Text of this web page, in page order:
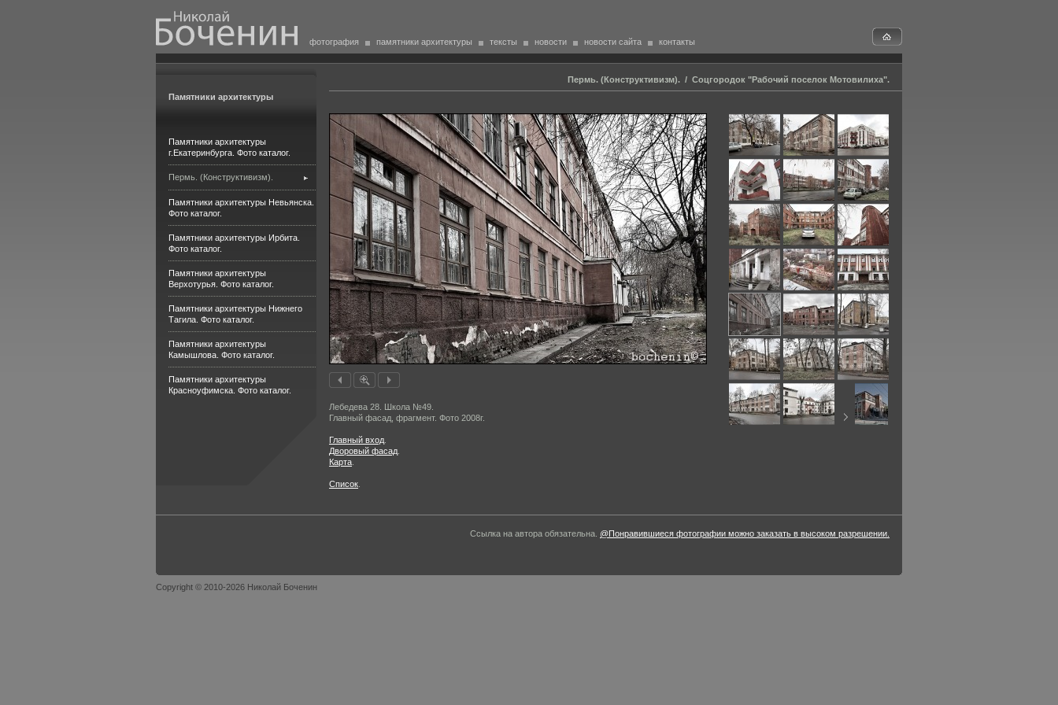
фотография памятники архитектуры тексты новости новости сайта контакты
Памятники архитектуры
Памятники архитектуры
г.Екатеринбурга. Фото каталог.
Пермь. (Конструктивизм).
Памятники архитектуры Невьянска.
Фото каталог.
Памятники архитектуры Ирбита.
Фото каталог.
Памятники архитектуры
Верхотурья. Фото каталог.
Памятники архитектуры Нижнего
Тагила. Фото каталог.
Памятники архитектуры
Камышлова. Фото каталог.
Памятники архитектуры
Красноуфимска. Фото каталог.
Пермь. (Конструктивизм). / Соцгородок "Рабочий поселок Мотовилиха".
Лебедева 28. Школа №49.
Главный фасад, фрагмент. Фото 2008г.
Главный вход
Дворовый фасад
Карта
Список
Ссылка на автора обязательна. @Понравившиеся фотографии можно заказать в высоком разрешении.
Copyright © 2010-2026 Николай Боченин